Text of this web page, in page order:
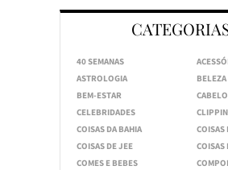
40 SEMANAS
ASTROLOGIA
BELEZA
BEM-ESTAR
CELEBRIDADES
COISAS DA BAHIA
COISAS
COISAS DE JEE
COISAS
COMES E BEBES